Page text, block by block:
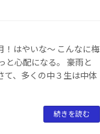
！はやいな～ こんなに梅
と心配になる。 豪雨と
て、多くの中３生は中体
続きを読む